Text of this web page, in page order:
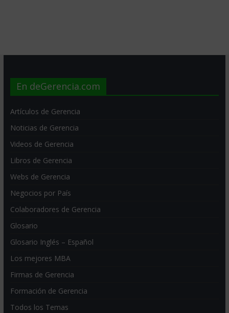
En deGerencia.com
Artículos de Gerencia
Noticias de Gerencia
Videos de Gerencia
Libros de Gerencia
Webs de Gerencia
Negocios por País
Colaboradores de Gerencia
Glosario
Glosario Inglés – Español
Los mejores MBA
Firmas de Gerencia
Formación de Gerencia
Todos los Temas